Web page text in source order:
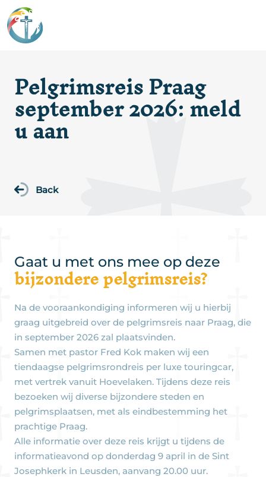
Pelgrimsreis Praag
september 2026: meld
u aan
Back
Gaat u met ons mee op deze
bijzondere pelgrimsreis?
Na de vooraankondiging informeren wij u hierbij
graag uitgebreid over de pelgrimsreis naar Praag, die
in september 2026 zal plaatsvinden.
Samen met pastor Fred Kok maken wij een
tiendaagse pelgrimsrondreis per luxe touringcar,
met vertrek vanuit Hoevelaken. Tijdens deze reis
bezoeken wij diverse bijzondere steden en
pelgrimsplaatsen, met als eindbestemming het
prachtige Praag.
Alle informatie over deze reis krijgt u tijdens de
informatieavond op donderdag 9 april in de Sint
Josephkerk in Leusden, aanvang 20.00 uur.